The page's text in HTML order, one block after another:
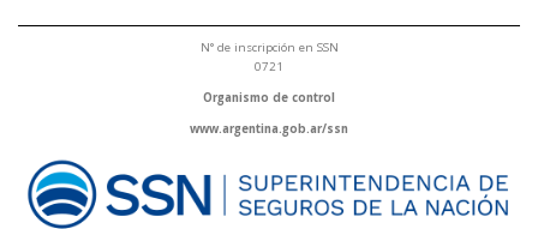
N° de inscripción en SSN
0721
Organismo de control
www.argentina.gob.ar/ssn